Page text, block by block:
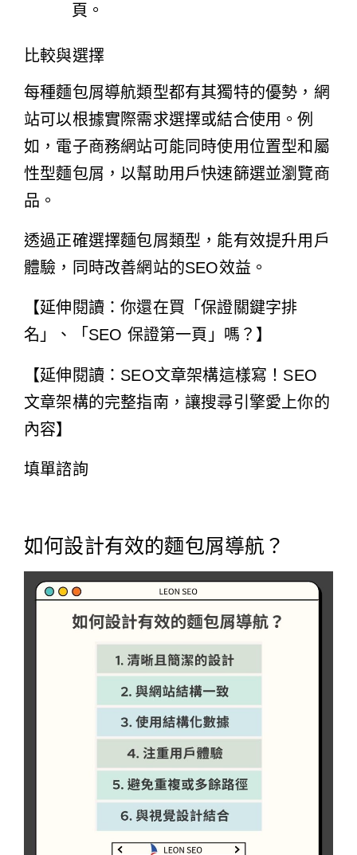
頁。
比較與選擇
每種麵包屑導航類型都有其獨特的優勢，網
站可以根據實際需求選擇或結合使用。例
如，電子商務網站可能同時使用位置型和屬
性型麵包屑，以幫助用戶快速篩選並瀏覽商
品。
透過正確選擇麵包屑類型，能有效提升用戶
體驗，同時改善網站的SEO效益。
【延伸閱讀：你還在買「保證關鍵字排
名」、「SEO 保證第一頁」嗎？】
【延伸閱讀：SEO文章架構這樣寫！SEO
文章架構的完整指南，讓搜尋引擎愛上你的
內容】
填單諮詢
如何設計有效的麵包屑導航？